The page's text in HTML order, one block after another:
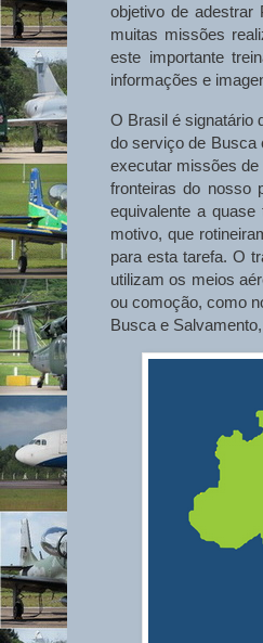
objetivo de
muitas missões
este importante
informações e
O Brasil é signatário
do serviço de Busca
executar missões
fronteiras do nosso
equivalente a
motivo, que
para esta tarefa. O
utilizam os meios
ou comoção, como
Busca e